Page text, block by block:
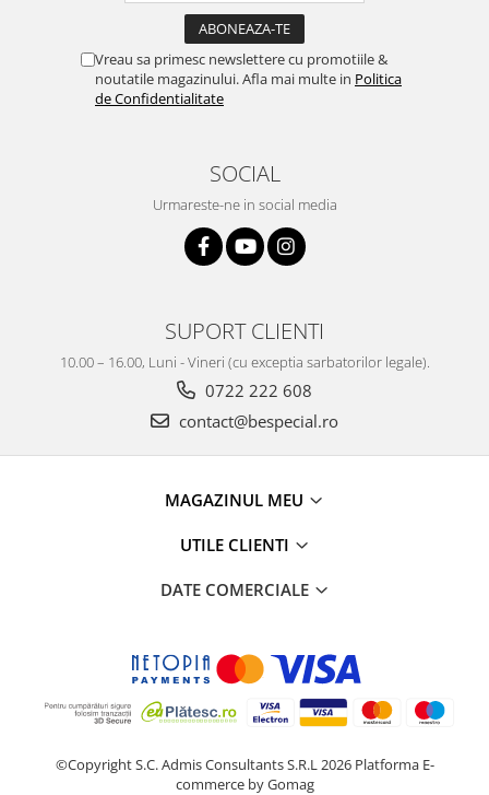
Vreau sa primesc newslettere cu promotiile &
noutatile magazinului. Afla mai multe in Politica
de Confidentialitate
SOCIAL
Urmareste-ne in social media
SUPORT CLIENTI
10.00 – 16.00, Luni - Vineri (cu exceptia sarbatorilor legale).
0722 222 608
contact@bespecial.ro
MAGAZINUL MEU
UTILE CLIENTI
DATE COMERCIALE
©Copyright S.C. Admis Consultants S.R.L 2026 Platforma E-
commerce by Gomag